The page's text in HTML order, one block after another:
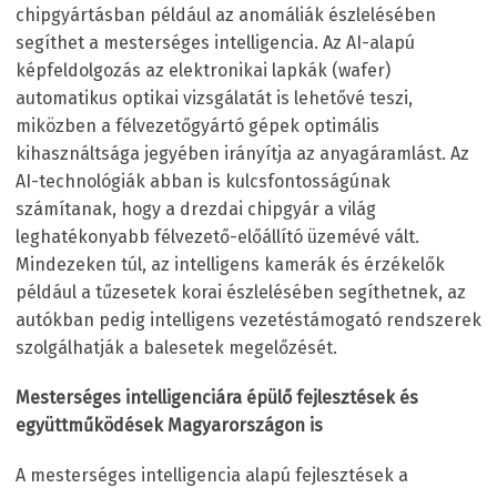
chipgyártásban például az anomáliák észlelésében
segíthet a mesterséges intelligencia. Az AI-alapú
képfeldolgozás az elektronikai lapkák (wafer)
automatikus optikai vizsgálatát is lehetővé teszi,
miközben a félvezetőgyártó gépek optimális
kihasználtsága jegyében irányítja az anyagáramlást. Az
AI-technológiák abban is kulcsfontosságúnak
számítanak, hogy a drezdai chipgyár a világ
leghatékonyabb félvezető-előállító üzemévé vált.
Mindezeken túl, az intelligens kamerák és érzékelők
például a tűzesetek korai észlelésében segíthetnek, az
autókban pedig intelligens vezetéstámogató rendszerek
szolgálhatják a balesetek megelőzését.
Mesterséges intelligenciára épülő fejlesztések és
együttműködések Magyarországon is
A mesterséges intelligencia alapú fejlesztések a